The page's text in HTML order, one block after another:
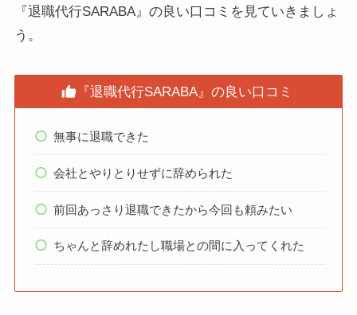
『退職代行SARABA』の良い口コミを見ていきましょ
う。
『退職代行SARABA』の良い口コミ
無事に退職できた
会社とやりとりせずに辞められた
前回あっさり退職できたから今回も頼みたい
ちゃんと辞めれたし職場との間に入ってくれた